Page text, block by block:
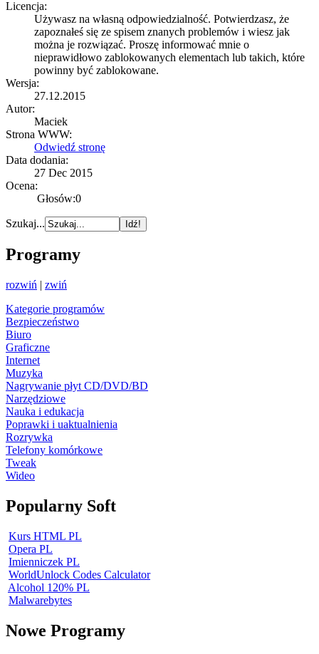
Licencja:
Używasz na własną odpowiedzialność. Potwierdzasz, że
zapoznałeś się ze spisem znanych problemów i wiesz jak
można je rozwiązać. Proszę informować mnie o
nieprawidłowo zablokowanych elementach lub takich, które
powinny być zablokowane.
Wersja:
27.12.2015
Autor:
Maciek
Strona WWW:
Odwiedź stronę
Data dodania:
27 Dec 2015
Ocena:
Głosów:0
Szukaj...
Programy
rozwiń | zwiń
Kategorie programów
Bezpieczeństwo
Biuro
Graficzne
Internet
Muzyka
Nagrywanie płyt CD/DVD/BD
Narzędziowe
Nauka i edukacja
Poprawki i uaktualnienia
Rozrywka
Telefony komórkowe
Tweak
Wideo
Popularny Soft
Kurs HTML PL
Opera PL
Imienniczek PL
WorldUnlock Codes Calculator
Alcohol 120% PL
Malwarebytes
Nowe Programy